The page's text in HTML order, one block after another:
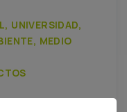
UNIVERSIDAD,
MEDIO